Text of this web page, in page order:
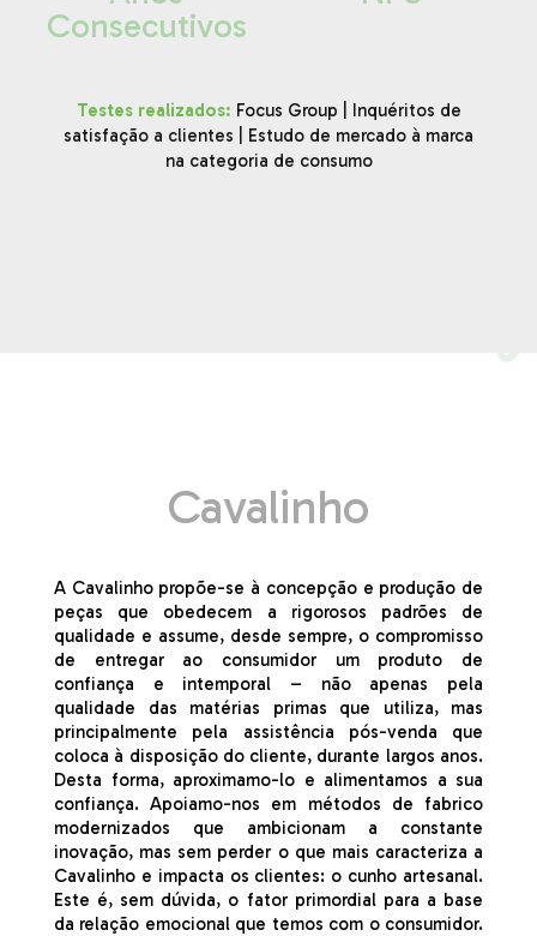
Consecutivos
Testes realizados: Focus Group | Inquéritos de
satisfação a clientes | Estudo de mercado à marca
na categoria de consumo
Cavalinho
A Cavalinho propõe-se à concepção e produção de
peças que obedecem a rigorosos padrões de
qualidade e assume, desde sempre, o compromisso
de entregar ao consumidor um produto de
confiança e intemporal – não apenas pela
qualidade das matérias primas que utiliza, mas
principalmente pela assistência pós-venda que
coloca à disposição do cliente, durante largos anos.
Desta forma, aproximamo-lo e alimentamos a sua
confiança. Apoiamo-nos em métodos de fabrico
modernizados que ambicionam a constante
inovação, mas sem perder o que mais caracteriza a
Cavalinho e impacta os clientes: o cunho artesanal.
Este é, sem dúvida, o fator primordial para a base
da relação emocional que temos com o consumidor.